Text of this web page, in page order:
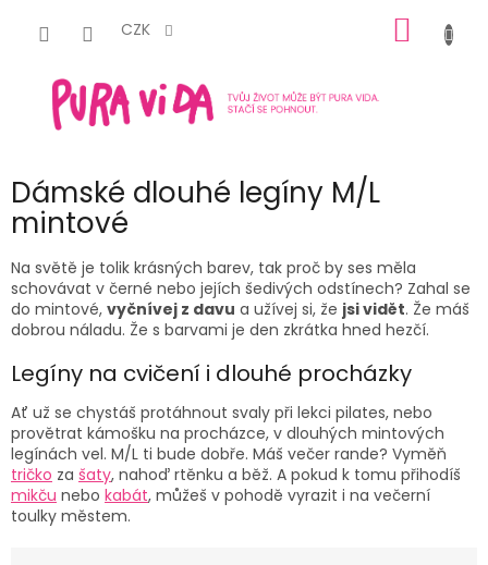
CZK
KOŠÍK
Dámské dlouhé legíny M/L
mintové
Na světě je tolik krásných barev, tak proč by ses měla
schovávat v černé nebo jejích šedivých odstínech? Zahal se
do mintové, vyčnívej z davu a užívej si, že jsi vidět. Že máš
dobrou náladu. Že s barvami je den zkrátka hned hezčí.
Legíny na cvičení i dlouhé procházky
Ať už se chystáš protáhnout svaly při lekci pilates, nebo
provětrat kámošku na procházce, v dlouhých mintových
legínách vel. M/L ti bude dobře. Máš večer rande? Vyměň
tričko za šaty, nahoď rtěnku a běž. A pokud k tomu přihodíš
mikču nebo kabát, můžeš v pohodě vyrazit i na večerní
toulky městem.